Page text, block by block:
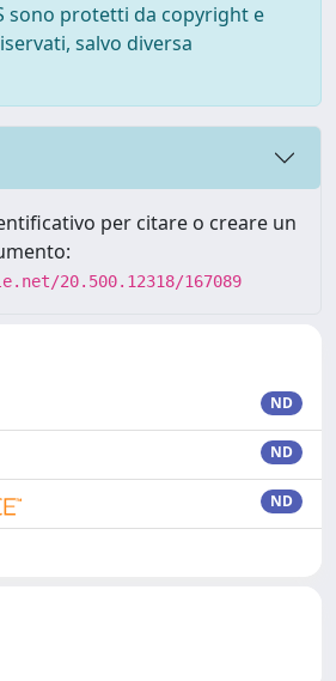
sono protetti da copyright e
salvo diversa
per citare o creare un
20.500.12318/167089
ND
ND
ND